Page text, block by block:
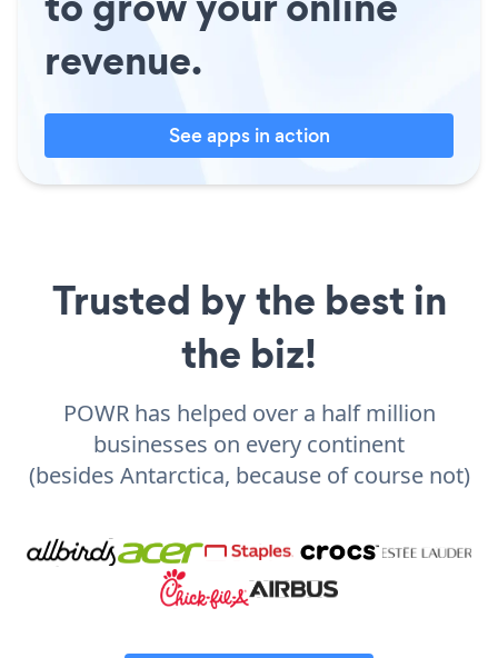
revenue.
See apps in action
Trusted by the best in
the biz!
POWR has helped over a half million
businesses on every continent
(besides Antarctica, because of course not)